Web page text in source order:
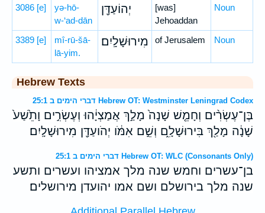
3086 [e]
yə-hō-
w-‘ad-dān
יְהוֹעַדָּ֖ן
[was]
Jehoaddan
Noun
3389 [e]
mî-rū-šā-
lā-yim.
מִירוּשָׁלָֽיִם׃ of Jerusalem Noun
Hebrew Texts
דברי הימים ב 25:1 Hebrew OT: Westminster Leningrad Codex
בֶּן־עֶשְׂרִ֨ים וְחָמֵ֤שׁ שָׁנָה֙ מָלַ֣ךְ אֲמַצְיָ֔הוּ וְעֶשְׂרִ֣ים וָתֵ֙שַׁע֙
שָׁנָ֔ה מָלַ֖ךְ בִּירוּשָׁלִָ֑ם וְשֵׁ֣ם אִמֹּ֔ו יְהֹועַדָּ֖ן מִירוּשָׁלָֽיִם׃
דברי הימים ב 25:1 Hebrew OT: WLC (Consonants Only)
בן־עשרים וחמש שנה מלך אמציהו ועשרים ותשע
שנה מלך בירושלם ושם אמו יהועדן מירושלים׃